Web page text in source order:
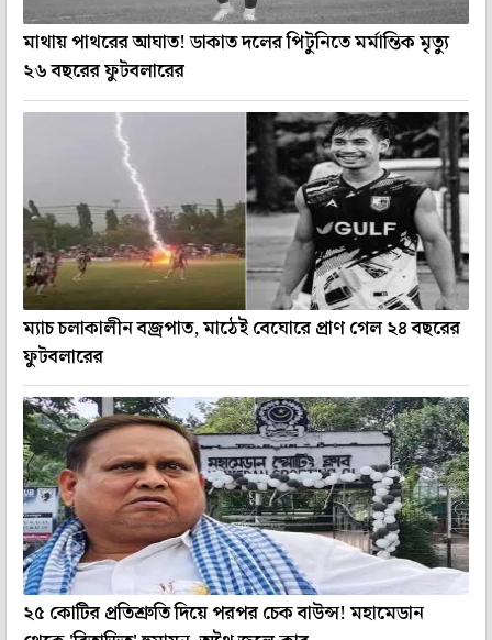
মাথায় পাথরের আঘাত! ডাকাত দলের পিটুনিতে মর্মান্তিক মৃত্যু
২৬ বছরের ফুটবলারের
ম্যাচ চলাকালীন বজ্রপাত, মাঠেই বেঘোরে প্রাণ গেল ২৪ বছরের
ফুটবলারের
২৫ কোটির প্রতিশ্রুতি দিয়ে পরপর চেক বাউন্স! মহামেডান